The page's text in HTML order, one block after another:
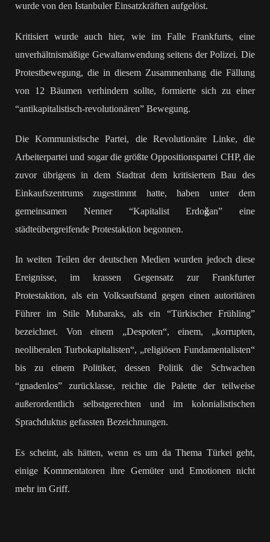
wurde von den Istanbuler Einsatzkräften aufgelöst.
Kritisiert wurde auch hier, wie im Falle Frankfurts, eine
unverhältnismäßige Gewaltanwendung seitens der Polizei. Die
Protestbewegung, die in diesem Zusammenhang die Fällung
von 12 Bäumen verhindern sollte, formierte sich zu einer
“antikapitalistisch-revolutionären” Bewegung.
Die Kommunistische Partei, die Revolutionäre Linke, die
Arbeiterpartei und sogar die größte Oppositionspartei CHP, die
zuvor übrigens in dem Stadtrat dem kritisiertem Bau des
Einkaufszentrums zugestimmt hatte, haben unter dem
gemeinsamen Nenner “Kapitalist Erdoğan” eine
städteübergreifende Protestaktion begonnen.
In weiten Teilen der deutschen Medien wurden jedoch diese
Ereignisse, im krassen Gegensatz zur Frankfurter
Protestaktion, als ein Volksaufstand gegen einen autoritären
Führer im Stile Mubaraks, als ein “Türkischer Frühling”
bezeichnet. Von einem „Despoten“, einem, „korrupten,
neoliberalen Turbokapitalisten“, „religiösen Fundamentalisten“
bis zu einem Politiker, dessen Politik die Schwachen
“gnadenlos” zurücklasse, reichte die Palette der teilweise
außerordentlich selbstgerechten und im kolonialistischen
Sprachduktus gefassten Bezeichnungen.
Es scheint, als hätten, wenn es um da Thema Türkei geht,
einige Kommentatoren ihre Gemüter und Emotionen nicht
mehr im Griff.